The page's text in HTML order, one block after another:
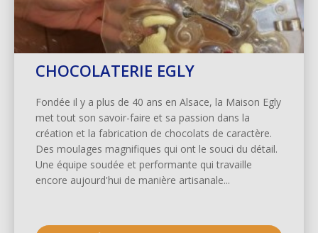
CHOCOLATERIE EGLY
Fondée il y a plus de 40 ans en Alsace, la Maison Egly
met tout son savoir-faire et sa passion dans la
création et la fabrication de chocolats de caractère.
Des moulages magnifiques qui ont le souci du détail.
Une équipe soudée et performante qui travaille
encore aujourd'hui de manière artisanale...